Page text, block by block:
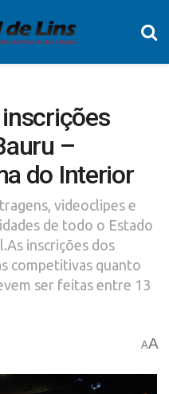
–
do Interior
videoclipes e
de todo o Estado
inscrições dos
competitivas quanto
ser feitas entre 13
AA